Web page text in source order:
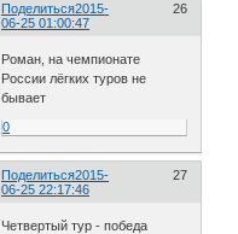
Поделиться 26
2015-
06-25 01:00:47
Роман, на чемпионате
России лёгких туров не
бывает
0
Поделиться 27
2015-
06-25 22:17:46
Четвертый тур - победа